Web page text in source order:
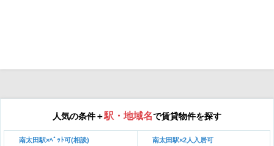
人気の条件＋駅・地域名で賃貸物件を探す
南太田駅×ﾍﾟｯﾄ可(相談) 南太田駅×2人入居可